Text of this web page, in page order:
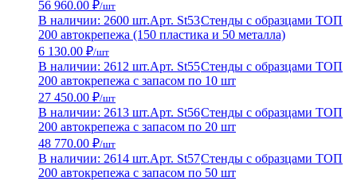
56 960.00 ₽/шт
В наличии: 2600 шт.Арт. St53Стенды с образцами ТОП
200 автокрепежа (150 пластика и 50 металла)
6 130.00 ₽/шт
В наличии: 2612 шт.Арт. St55Стенды с образцами ТОП
200 автокрепежа с запасом по 10 шт
27 450.00 ₽/шт
В наличии: 2613 шт.Арт. St56Стенды с образцами ТОП
200 автокрепежа с запасом по 20 шт
48 770.00 ₽/шт
В наличии: 2614 шт.Арт. St57Стенды с образцами ТОП
200 автокрепежа с запасом по 50 шт